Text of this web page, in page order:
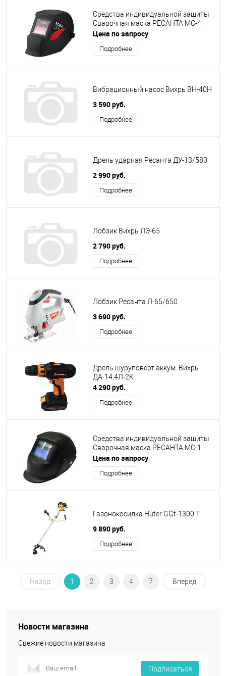
Средства индивидуальной защиты
Сварочная маска PECAHTA MC-4
Цена по запросу
Подробнее
Вибрационный насос Вихрь ВН-40H
3 590 руб.
Подробнее
Дрель ударная Ресанта ДУ-13/580
2 990 руб.
Подробнее
Лобзик Вихрь ЛЭ-65
2 790 руб.
Подробнее
Лобзик Ресанта Л-65/650
3 690 руб.
Подробнее
Дрель шуруповерт аккум. Вихрь
ДА-14,4Л-2К
4 290 руб.
Подробнее
Средства индивидуальной защиты
Сварочная маска PECAHTA MC-1
Цена по запросу
Подробнее
Газонокосилка Huter GGt-1300 T
9 890 руб.
Подробнее
Назад 1 2 3 4 7 Вперед
Новости магазина
Свежие новости магазина
Подписаться